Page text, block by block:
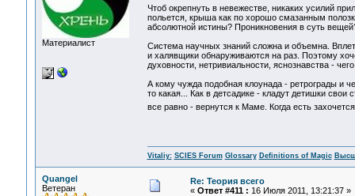
Материалист
Чтоб окрепнуть в невежестве, никаких усилий
польется, крыша как по хорошо смазанным
абсолютной истины? Проникновения в суть
Система научных знаний сложна и объемна.
и халявщики обнаруживаются на раз. Поэтому
духовности, нетривиальности, яснознавства -
А кому чужда подобная клоунада - ретрограды и
то какая... Как в детсадике - кладут детишки свои
все равно - вернутся к Маме. Когда есть
Vitaliy: SCIES Forum Glossary Definitions of Magic
Quangel
Ветеран
Re: Теория всего
« Ответ #411 : 16 Июля 2011, 13:21:37 »